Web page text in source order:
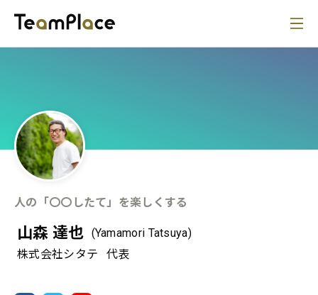
人の「〇〇したて」を楽しくする
山森 達也 (Yamamori Tatsuya)
株式会社シタテ
代表